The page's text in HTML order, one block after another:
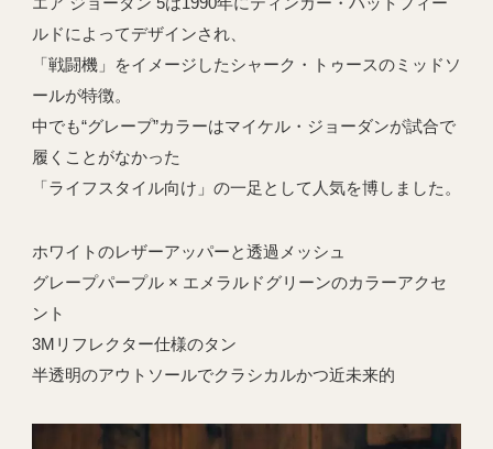
ルドによってデザインされ、
「戦闘機」をイメージしたシャーク・トゥースのミッドソ
ールが特徴。
中でも“グレープ”カラーはマイケル・ジョーダンが試合で
履くことがなかった
「ライフスタイル向け」の一足として人気を博しました。
ホワイトのレザーアッパーと透過メッシュ
グレープパープル × エメラルドグリーンのカラーアクセ
ント
3Mリフレクター仕様のタン
半透明のアウトソールでクラシカルかつ近未来的